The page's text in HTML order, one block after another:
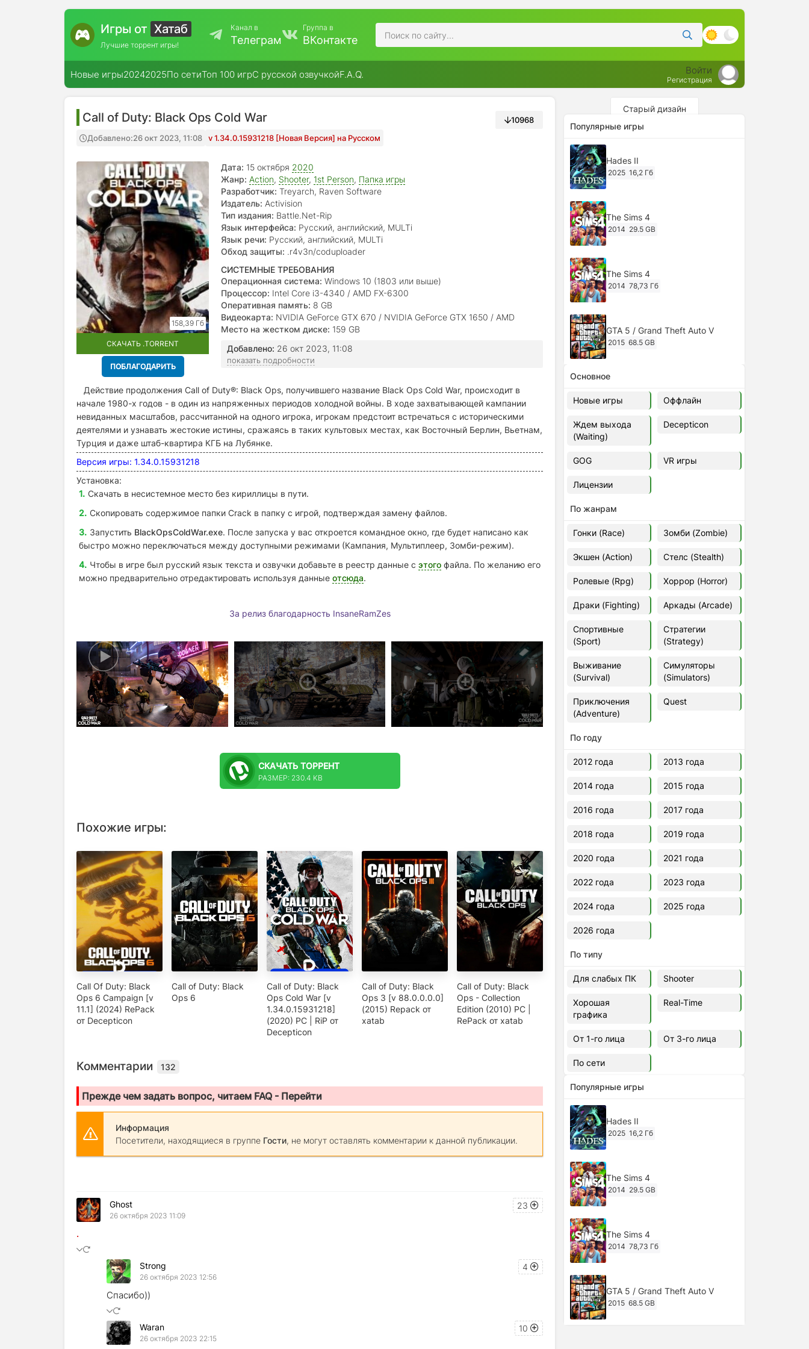
Игры от Хатаб
Лучшие торрент игры!
Канал в
Телеграм
Группа в
ВКонтакте
Новые игры20242025По сетиТоп 100 игрС русской озвучкойF.A.Q. Войти
Регистрация
Call of Duty: Black Ops Cold War
Добавлено:26 окт 2023, 11:08 v 1.34.0.15931218 [Новая Версия] на Русском
10968
158,39 Гб
СКАЧАТЬ .TORRENT
ПОБЛАГОДАРИТЬ
Дата: 15 октября 2020
Жанр: Action, Shooter, 1st Person, Папка игры
Разработчик: Treyarch, Raven Software
Издатель: Activision
Тип издания: Battle.Net-Rip
Язык интерфейса: Русский, английский, MULTi
Язык речи: Русский, английский, MULTi
Обход защиты: .r4v3n/coduploader
СИСТЕМНЫЕ ТРЕБОВАНИЯ
Операционная система: Windows 10 (1803 или выше)
Процессор: Intel Core i3-4340 / AMD FX-6300
Оперативная память: 8 GB
Видеокарта: NVIDIA GeForce GTX 670 / NVIDIA GeForce GTX 1650 / AMD
Radeon HD 7950, DirectX 12
Место на жестком диске: 159 GB
Добавлено: 26 окт 2023, 11:08
показать подробности
Действие продолжения Call of Duty®: Black Ops, получившего название Black Ops Cold War, происходит в
начале 1980-х годов - в один из напряженных периодов холодной войны. В ходе захватывающей кампании
невиданных масштабов, рассчитанной на одного игрока, игрокам предстоит встречаться с историческими
деятелями и узнавать жестокие истины, сражаясь в таких культовых местах, как Восточный Берлин, Вьетнам,
Турция и даже штаб-квартира КГБ на Лубянке.
Версия игры: 1.34.0.15931218
Установка:
Скачать в несистемное место без кириллицы в пути.
Скопировать содержимое папки Crack в папку с игрой, подтверждая замену файлов.
Запустить BlackOpsColdWar.exe. После запуска у вас откроется командное окно, где будет написано как
быстро можно переключаться между доступными режимами (Кампания, Мультиплеер, Зомби-режим).
Чтобы в игре был русский язык текста и озвучки добавьте в реестр данные с этого файла. По желанию его
можно предварительно отредактировать используя данные отсюда.
За релиз благодарность InsaneRamZes
СКАЧАТЬ ТОРРЕНТ
РАЗМЕР: 230.4 KB
Похожие игры:
Call Of Duty: Black
Ops 6 Campaign [v
11.1] (2024) RePack
от Decepticon
Call of Duty: Black
Ops 6
Call of Duty: Black
Ops Cold War [v
1.34.0.15931218]
(2020) PC | RiP от
Decepticon
Call of Duty: Black
Ops 3 [v 88.0.0.0.0]
(2015) Repack от
xatab
Call of Duty: Black
Ops - Collection
Edition (2010) PC |
RePack от xatab
Комментарии 132
Прежде чем задать вопрос, читаем FAQ - Перейти
Информация
Посетители, находящиеся в группе Гости, не могут оставлять комментарии к данной публикации.
23
Ghost
26 октября 2023 11:09
.
4
Strong
26 октября 2023 12:56
Спасибо))
10
Waran
26 октября 2023 22:15
Старый дизайн
Популярные игры
Hades II
2025 16,2 Гб
The Sims 4
2014 29.5 GB
The Sims 4
2014 78,73 Гб
GTA 5 / Grand Theft Auto V
2015 68.5 GB
Ghost of Tsushima: Director's Cut
v.1053.8.1023.1614 [RePack
Decepticon] (2024)
2024
Cyberpunk 2077
49.4 GB
Ghost of Tsushima: Director's Cut
v.1053.9.0623.1807 [Папка
Euro Truck Simulator 2 v.1.60.1.7s
[Папка игры] (2012)
37,77 Гб
Forza Horizon 5 v.688.044
[Папка игры] (2021)
2021
V Rising
2024
Основное
Новые игры Оффлайн
Ждем выхода
(Waiting)
Decepticon
GOG VR игры
Лицензии
По жанрам
Гонки (Race) Зомби (Zombie)
Экшен (Action) Стелс (Stealth)
Ролевые (Rpg) Хоррор (Horror)
Драки (Fighting) Аркады (Arcade)
Спортивные
(Sport)
Стратегии
(Strategy)
Выживание
(Survival)
Симуляторы
(Simulators)
Приключения
(Adventure)
Quest
По году
2012 года 2013 года
2014 года 2015 года
2016 года 2017 года
2018 года 2019 года
2020 года 2021 года
2022 года 2023 года
2024 года 2025 года
2026 года
По типу
Для слабых ПК Shooter
Хорошая
графика
Real-Time
От 1-го лица От 3-го лица
По сети
Популярные игры
Hades II
2025 16,2 Гб
The Sims 4
2014 29.5 GB
The Sims 4
2014 78,73 Гб
GTA 5 / Grand Theft Auto V
2015 68.5 GB